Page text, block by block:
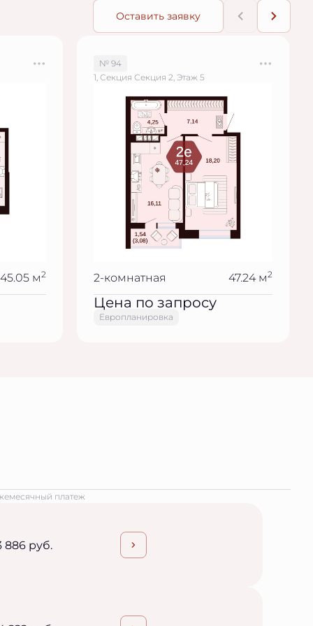
Оставить заявку
45.05 м2
№ 94
1, Секция Секция 2, Этаж 5
2-комнатная 47.24 м2
Цена по запросу
Европланировка
платеж
886 руб.